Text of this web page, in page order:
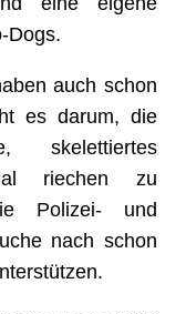
Dogs.
auch schon
es darum, die
skelettiertes
riechen zu
Polizei- und
nach schon